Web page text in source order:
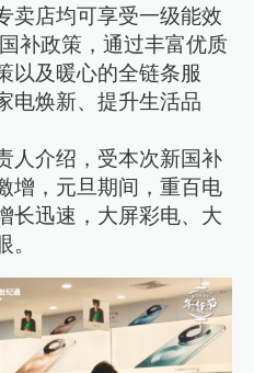
卖店均可享受一级能效
补政策，通过丰富优质
以及暖心的全链条服
电焕新、提升生活品
人介绍，受本次新国补
增，元旦期间，重百电
长迅速，大屏彩电、大